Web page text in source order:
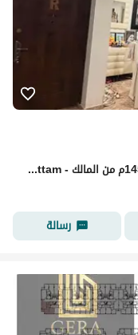
شقه للبيع في المقطم - الهضبة الوسطي - 145م من المالك - Mokattam
رسالة